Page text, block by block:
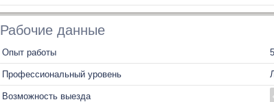
Рабочие данные
Опыт работы
Профессиональный уровень
Возможность выезда